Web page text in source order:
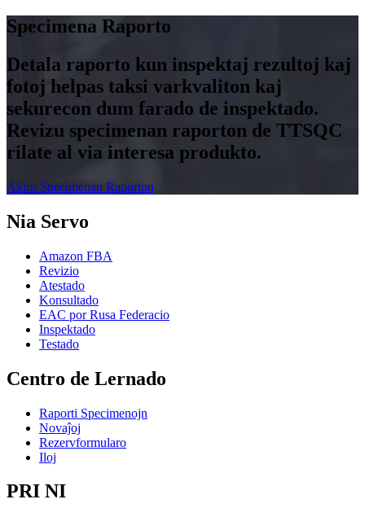
Specimena Raporto
Detala raporto kun inspektaj rezultoj kaj
fotoj helpas taksi varkvaliton kaj
sekurecon dum farado de inspektado.
Revizu specimenan raporton de TTSQC
rilate al via interesa produkto.
Akiru Specimenan Raporton
Nia Servo
Amazon FBA
Revizio
Atestado
Konsultado
EAC por Rusa Federacio
Inspektado
Testado
Centro de Lernado
Raporti Specimenojn
Novaĵoj
Rezervformularo
Iloj
PRI NI